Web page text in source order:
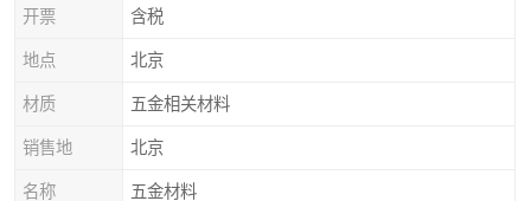
开票 含税
地点 北京
材质 五金相关材料
销售地 北京
名称 五金材料